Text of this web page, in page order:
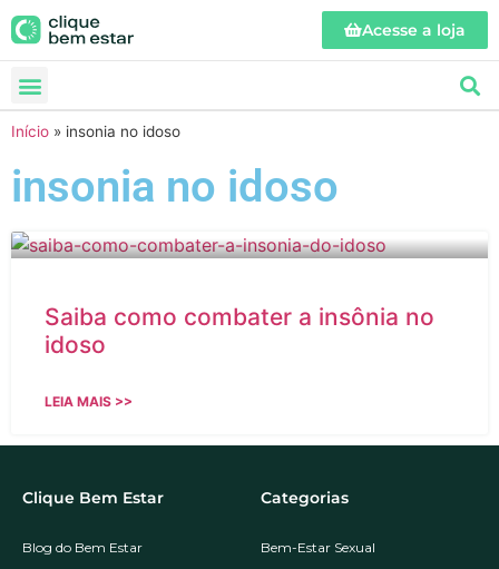
Acesse a loja
Início » insonia no idoso
insonia no idoso
Saiba como combater a insônia no
idoso
LEIA MAIS >>
Clique Bem Estar
Blog do Bem Estar
Categorias
Bem-Estar Sexual